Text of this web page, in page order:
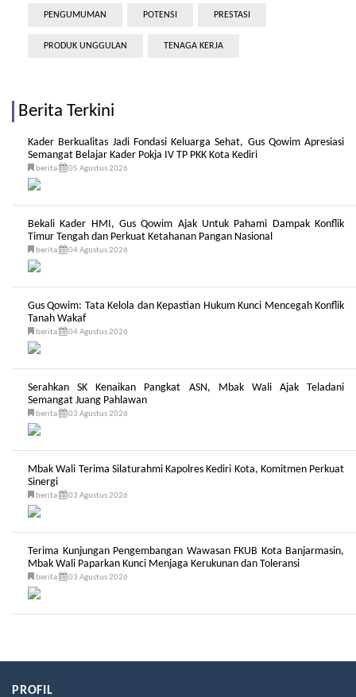
PENGUMUMAN POTENSI PRESTASI
PRODUK UNGGULAN TENAGA KERJA
Berita Terkini
Kader Berkualitas Jadi Fondasi Keluarga Sehat, Gus Qowim Apresiasi
Semangat Belajar Kader Pokja IV TP PKK Kota Kediri
berita 05 Agustus 2026
Bekali Kader HMI, Gus Qowim Ajak Untuk Pahami Dampak Konflik
Timur Tengah dan Perkuat Ketahanan Pangan Nasional
berita 04 Agustus 2026
Gus Qowim: Tata Kelola dan Kepastian Hukum Kunci Mencegah Konflik
Tanah Wakaf
berita 04 Agustus 2026
Serahkan SK Kenaikan Pangkat ASN, Mbak Wali Ajak Teladani
Semangat Juang Pahlawan
berita 03 Agustus 2026
Mbak Wali Terima Silaturahmi Kapolres Kediri Kota, Komitmen Perkuat
Sinergi
berita 03 Agustus 2026
Terima Kunjungan Pengembangan Wawasan FKUB Kota Banjarmasin,
Mbak Wali Paparkan Kunci Menjaga Kerukunan dan Toleransi
berita 03 Agustus 2026
PROFIL